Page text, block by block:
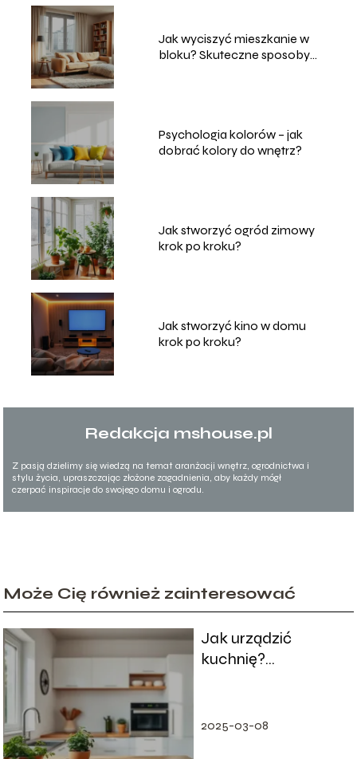
Jak wyciszyć mieszkanie w
bloku? Skuteczne sposoby
Psychologia kolorów – jak
dobrać kolory do wnętrz?
Jak stworzyć ogród zimowy
krok po kroku?
Jak stworzyć kino w domu
krok po kroku?
Redakcja mshouse.pl
Z pasją dzielimy się wiedzą na temat aranżacji wnętrz, ogrodnictwa i
stylu życia, upraszczając złożone zagadnienia, aby każdy mógł
czerpać inspiracje do swojego domu i ogrodu.
Może Cię również zainteresować
Jak urządzić
kuchnię?
2025-03-08